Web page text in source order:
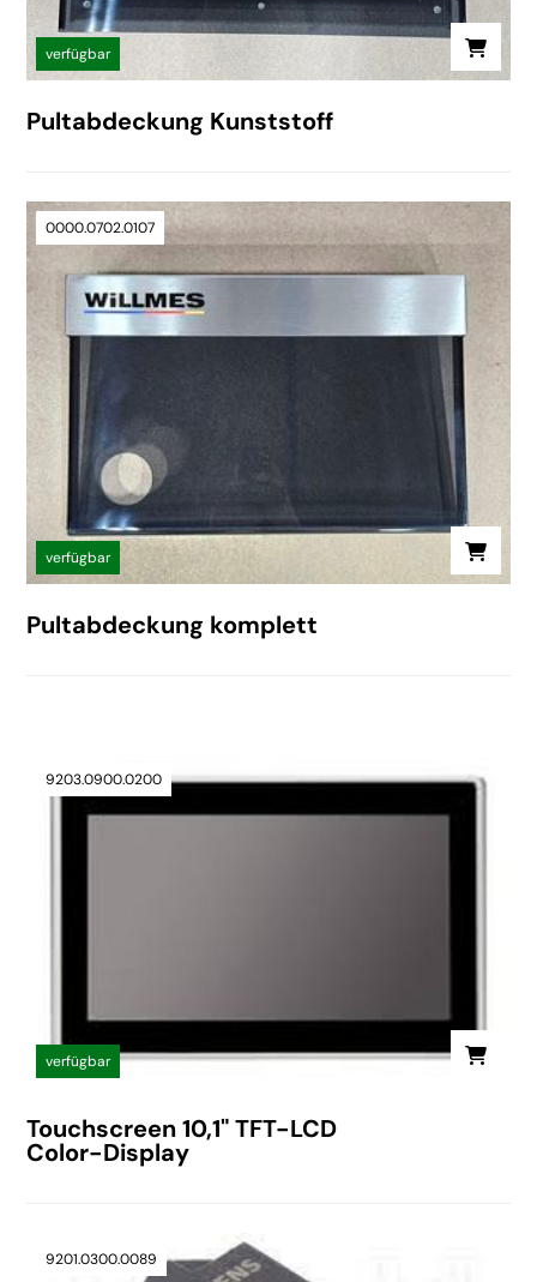
verfügbar
Pultabdeckung Kunststoff
0000.0702.0107
verfügbar
Pultabdeckung komplett
9203.0900.0200
verfügbar
Touchscreen 10,1" TFT-LCD
Color-Display
9201.0300.0089